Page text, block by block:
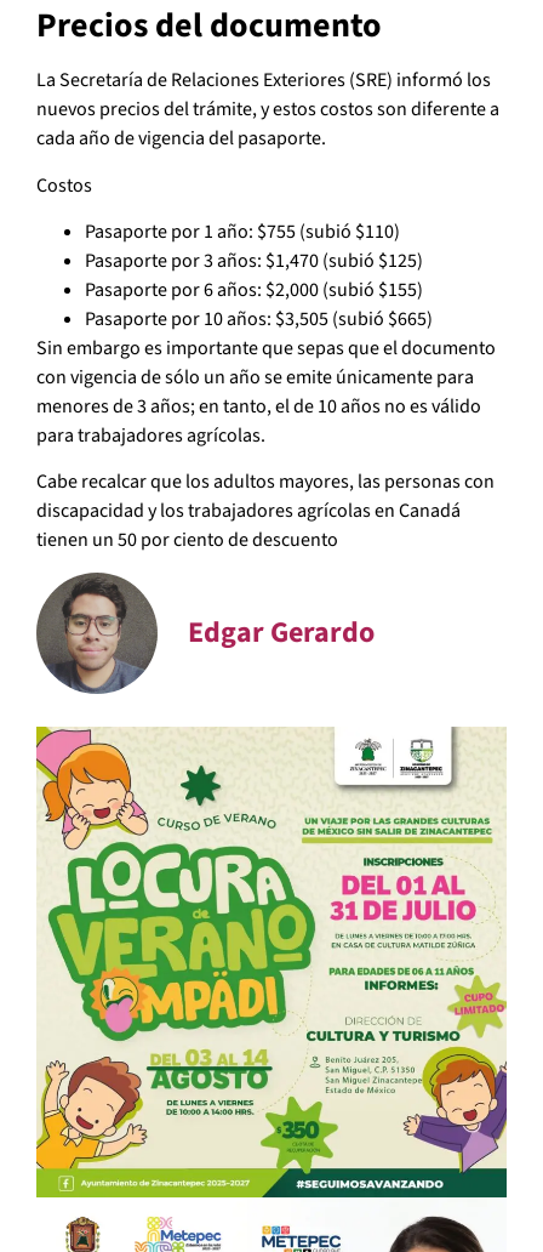
Precios del documento
La Secretaría de Relaciones Exteriores (SRE) informó los
nuevos precios del trámite, y estos costos son diferente a
cada año de vigencia del pasaporte.
Costos
Pasaporte por 1 año: $755 (subió $110)
Pasaporte por 3 años: $1,470 (subió $125)
Pasaporte por 6 años: $2,000 (subió $155)
Pasaporte por 10 años: $3,505 (subió $665)
Sin embargo es importante que sepas que el documento
con vigencia de sólo un año se emite únicamente para
menores de 3 años; en tanto, el de 10 años no es válido
para trabajadores agrícolas.
Cabe recalcar que los adultos mayores, las personas con
discapacidad y los trabajadores agrícolas en Canadá
tienen un 50 por ciento de descuento
Edgar Gerardo